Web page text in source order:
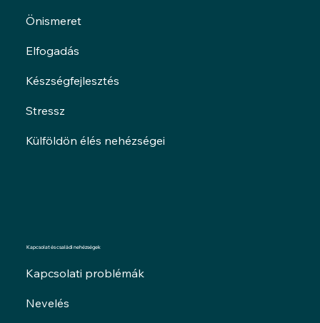
Kapcsolat és családi nehézségek
Kapcsolati problémák
Nevelés
Önismeret
Elfogadás
Készségfejlesztés
Stressz
Külföldön élés nehézségei